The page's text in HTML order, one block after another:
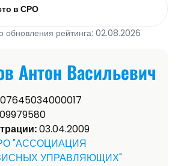
в СРО
обновления рейтинга: 02.08.2026
Антон Васильевич
03.04.2009
"АССОЦИАЦИЯ
УПРАВЛЯЮЩИХ"